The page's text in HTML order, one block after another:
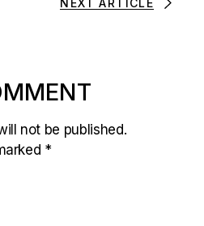
NEXT ARTICLE
not be published.
*